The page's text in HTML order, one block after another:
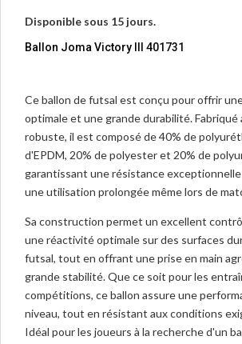
Disponible sous 15 jours.
Ballon Joma Victory III 401731
Ce ballon de futsal est conçu pour offrir
optimale et une grande durabilité. Fabriqué
robuste, il est composé de 40% de
d'EPDM, 20% de polyester et 20% de
garantissant une résistance
une utilisation prolongée même lors de
Sa construction permet un excellent
une réactivité optimale sur des surfaces
futsal, tout en offrant une prise en main
grande stabilité. Que ce soit pour les
compétitions, ce ballon assure une
niveau, tout en résistant aux conditions
Idéal pour les joueurs à la recherche d'un